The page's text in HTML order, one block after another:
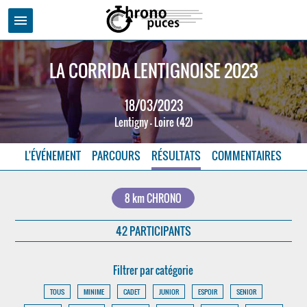
menu
LA CORRIDA LENTIGNOISE 2023
18/03/2023
Lentigny - Loire (42)
L'ÉVÉNEMENT PARCOURS RÉSULTATS COMMENTAIRES
8 km CHRONO
42 PARTICIPANTS
Filtrer par catégorie
TOUS MINIME CADET JUNIOR ESPOIR
SENIOR